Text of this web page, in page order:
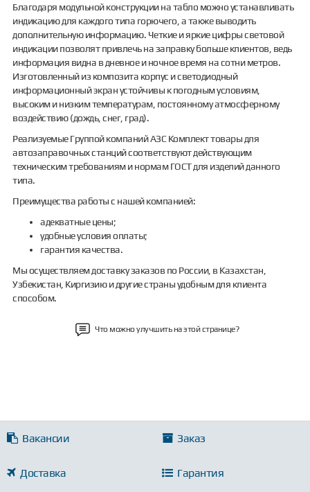
Благодаря модульной конструкции на табло можно устанавливать
индикацию для каждого типа горючего, а также выводить
дополнительную информацию. Четкие и яркие цифры световой
индикации позволят привлечь на заправку больше клиентов, ведь
информация видна в дневное и ночное время на сотни метров.
Изготовленный из композита корпус и светодиодный
информационный экран устойчивы к погодным условиям,
высоким и низким температурам, постоянному атмосферному
воздействию (дождь, снег, град).
Реализуемые Группой компаний АЗС Комплект товары для
автозаправочных станций соответствуют действующим
техническим требованиям и нормам ГОСТ для изделий данного
типа.
Преимущества работы с нашей компанией:
адекватные цены;
удобные условия оплаты;
гарантия качества.
Мы осуществляем доставку заказов по России, в Казахстан,
Узбекистан, Киргизию и другие страны удобным для клиента
способом.
Что можно улучшить на этой странице?
Вакансии Заказ
Доставка Гарантия